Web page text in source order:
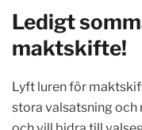
Ledigt
maktskifte!
Lyft luren för
stora valsatsning och